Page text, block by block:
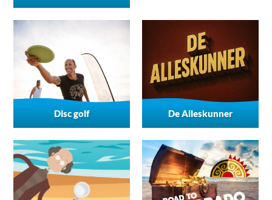
Disc golf De Alleskunner